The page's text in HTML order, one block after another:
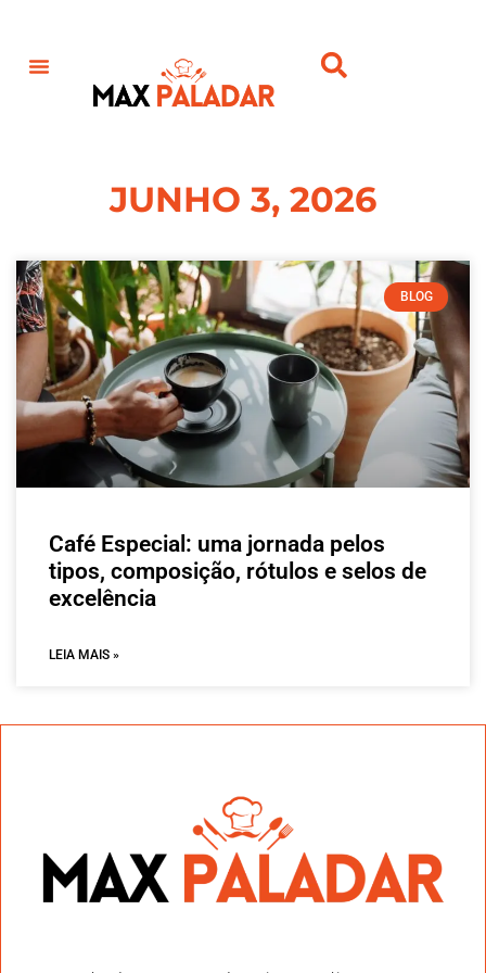
JUNHO 3, 2026
BLOG
Café Especial: uma jornada pelos
tipos, composição, rótulos e selos de
excelência
LEIA MAIS »